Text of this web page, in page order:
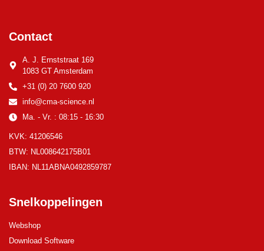
Contact
A. J. Ernststraat 169
1083 GT Amsterdam
+31 (0) 20 7600 920
info@cma-science.nl
Ma. - Vr. : 08:15 - 16:30
KVK: 41206546
BTW: NL008642175B01
IBAN: NL11ABNA0492859787
Snelkoppelingen
Webshop
Download Software